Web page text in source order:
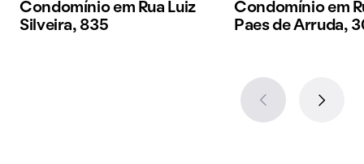
Condomínio em Rua Luiz
Silveira, 835
Condomínio em
Paes de Arruda,